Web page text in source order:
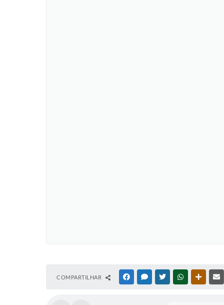
COMPARTILHAR FACEBOOKMESSENGER
TWITTERWHATSAPP